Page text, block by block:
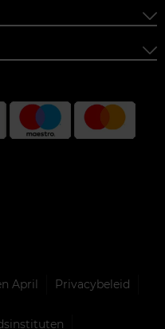
April
Privacybeleid